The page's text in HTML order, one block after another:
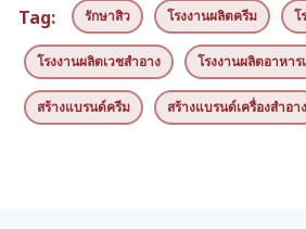
Tag: รักษาสิว โรงงานผลิตครีม โ
โรงงานผลิตเวชสำอาง โรงงานผลิตอาหาร
สร้างแบรนด์ครีม สร้างแบรนด์เครื่องสำอาง